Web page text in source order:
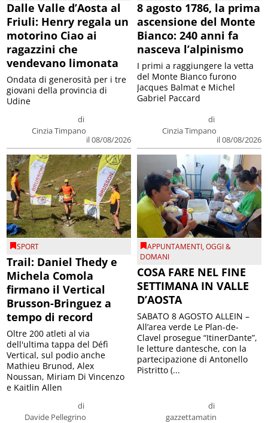
Dalle Valle d’Aosta al
Friuli: Henry regala un
motorino Ciao ai
ragazzini che
vendevano limonata
di
Cinzia Timpano
il 08/08/2026
Ondata di generosità per i tre
giovani della provincia di
Udine
8 agosto 1786, la prima
ascensione del Monte
Bianco: 240 anni fa
nasceva l’alpinismo
di
Cinzia Timpano
il 08/08/2026
I primi a raggiungere la vetta
del Monte Bianco furono
Jacques Balmat e Michel
Gabriel Paccard
SPORT
Trail: Daniel Thedy e
Michela Comola
firmano il Vertical
Brusson-Bringuez a
tempo di record
di
Davide Pellegrino
Oltre 200 atleti al via
dell'ultima tappa del Défì
Vertical, sul podio anche
Mathieu Brunod, Alex
Noussan, Miriam Di Vincenzo
e Kaitlin Allen
APPUNTAMENTI,OGGI &
DOMANI
COSA FARE NEL FINE
SETTIMANA IN VALLE
D’AOSTA
di
gazzettamatin
SABATO 8 AGOSTO ALLEIN –
All’area verde Le Plan-de-
Clavel prosegue “ItinerDante”,
le letture dantesche, con la
partecipazione di Antonello
Pistritto (...